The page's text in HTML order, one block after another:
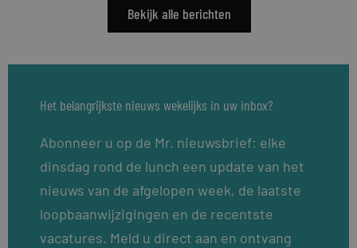
Bekijk alle berichten
Het belangrijkste nieuws wekelijks in uw inbox?
Abonneer u op de Mr. nieuwsbrief: elke
dinsdag rond de lunch een update van het
nieuws van de afgelopen week, de laatste
loopbaanwijzigingen en de recentste
vacatures. Meld u direct aan en ontvang